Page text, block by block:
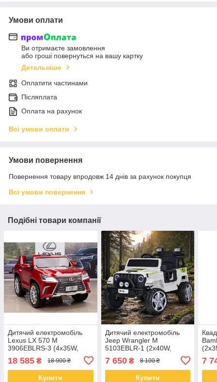
Умови оплати
Ви отримаєте замовлення
або гроші повернуться на вашу картку
Детальніше
Оплатити частинами
Післяплата
Оплата на рахунок
Всі умови оплати
Умови повернення
Повернення товару впродовж 14 днів за рахунок покупця
Всі умови повернення
Подібні товари компанії
Дитячий електромобіль
Lexus LX 570 M
3906EBLRS-3 (4x35W,
18 585 ₴ 18 900 ₴
Купити
Дитячий електромобіль
Jeep Wrangler M
5103EBLR-1 (2х40W,
7 650₴ 8 100 ₴
Купити
7